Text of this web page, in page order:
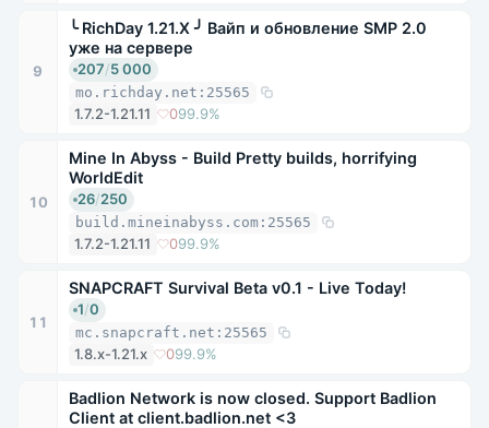
9
╰ RichDay 1.21.X ╯ Вайп и обновление SMP 2.0
уже на сервере
207/5 000
mo.richday.net:25565
1.7.2-1.21.11 099.9%
10
Mine In Abyss - Build Pretty builds, horrifying
WorldEdit
26/250
build.mineinabyss.com:25565
1.7.2-1.21.11 099.9%
11
SNAPCRAFT Survival Beta v0.1 - Live Today!
1/0
mc.snapcraft.net:25565
1.8.x-1.21.x 099.9%
Badlion Network is now closed. Support Badlion
Client at client.badlion.net <3